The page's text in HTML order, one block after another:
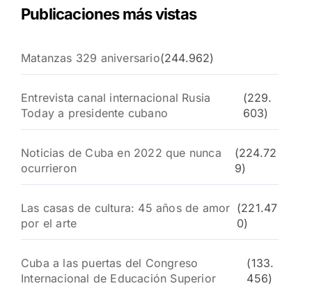
Publicaciones más vistas
Matanzas 329 aniversario(244.962)
Entrevista canal internacional Rusia
Today a presidente cubano
(229.
603)
Noticias de Cuba en 2022 que nunca
ocurrieron
(224.72
9)
Las casas de cultura: 45 años de amor
por el arte
(221.47
0)
Cuba a las puertas del Congreso
Internacional de Educación Superior
(133.
456)